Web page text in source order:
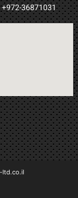
+972-36871031​
©